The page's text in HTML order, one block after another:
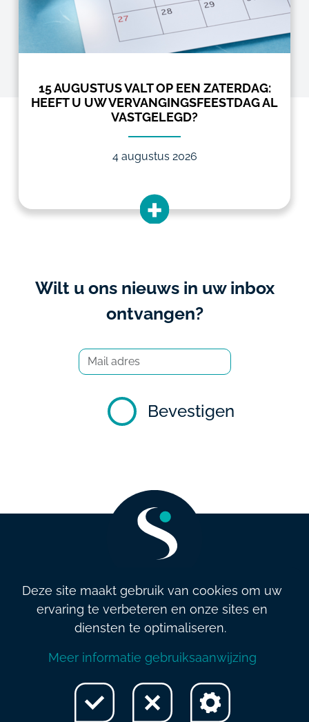
15 AUGUSTUS VALT OP EEN ZATERDAG:
HEEFT U UW VERVANGINGSFEESTDAG AL
VASTGELEGD?
4 augustus 2026
Wilt u ons nieuws in uw inbox
ontvangen?
Bevestigen
info@salarysolution.be • +32 2 521 79 79
kwaliteit
Deze site maakt gebruik van cookies om uw
ervaring te verbeteren en onze sites en
diensten te optimaliseren.
Meer informatie gebruiksaanwijzing